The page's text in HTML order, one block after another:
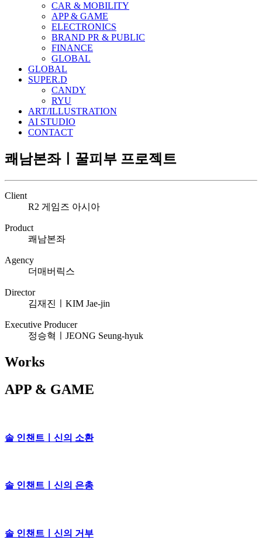
CAR & MOBILITY
APP & GAME
ELECTRONICS
BRAND PR & PUBLIC
FINANCE
GLOBAL
GLOBAL
SUPER.D
CANDY
RYU
ART/ILLUSTRATION
AI STUDIO
CONTACT
쾌남본좌ㅣ꿀피부 프로젝트
Client
R2 게임즈 아시아
Product
쾌남본좌
Agency
더매버릭스
Director
김재진ㅣKIM Jae-jin
Executive Producer
정승혁ㅣJEONG Seung-hyuk
Works
APP & GAME
솔 인챈트ㅣ신의 소환
솔 인챈트ㅣ신의 은총
솔 인챈트ㅣ신의 거부